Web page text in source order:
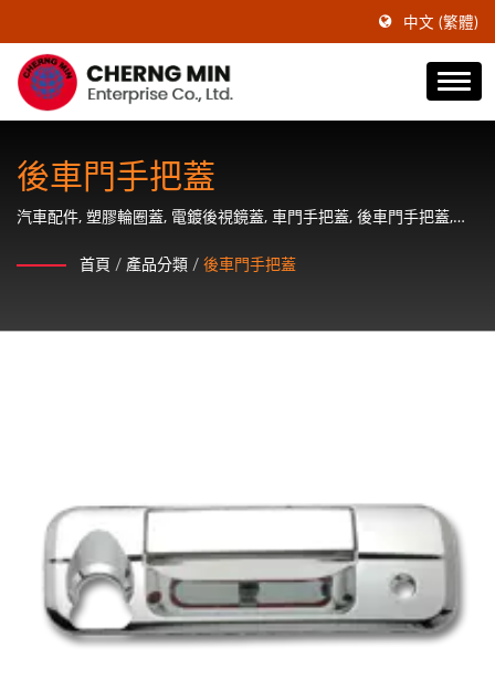
中文 (繁體)
後車門手把蓋
汽車配件, 塑膠輪圈蓋, 電鍍後視鏡蓋, 車門手把蓋, 後車門手把蓋,
首頁 / 產品分類 / 後車門手把蓋